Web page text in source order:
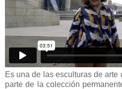
Es una de las esculturas de arte
parte de la colección